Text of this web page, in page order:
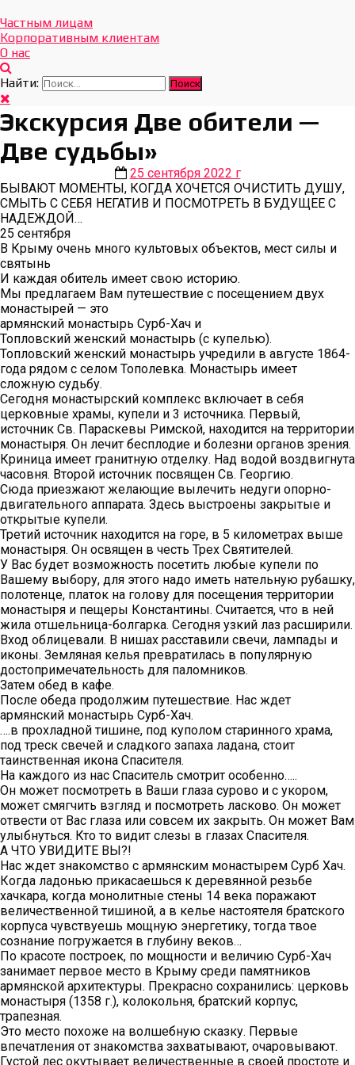
Отдых Без Границ
Эксклюзивные экскурсии по Севастополю и Крыму
Частным лицам
Корпоративным клиентам
О нас
Найти:
Экскурсия Две обители —
Две судьбы»
25 сентября 2022 г
БЫВАЮТ МОМЕНТЫ, КОГДА ХОЧЕТСЯ ОЧИСТИТЬ ДУШУ,
СМЫТЬ С СЕБЯ НЕГАТИВ И ПОСМОТРЕТЬ В БУДУЩЕЕ С
НАДЕЖДОЙ…
25 сентября
В Крыму очень много культовых объектов, мест силы и
святынь
И каждая обитель имеет свою историю.
Мы предлагаем Вам путешествие с посещением двух
монастырей — это
армянский монастырь Сурб-Хач и
Топловский женский монастырь (с купелью).
Топловский женский монастырь учредили в августе 1864-
года рядом с селом Тополевка. Монастырь имеет
сложную судьбу.
Сегодня монастырский комплекс включает в себя
церковные храмы, купели и 3 источника. Первый,
источник Св. Параскевы Римской, находится на территории
монастыря. Он лечит бесплодие и болезни органов зрения.
Криница имеет гранитную отделку. Над водой воздвигнута
часовня. Второй источник посвящен Св. Георгию.
Сюда приезжают желающие вылечить недуги опорно-
двигательного аппарата. Здесь выстроены закрытые и
открытые купели.
Третий источник находится на горе, в 5 километрах выше
монастыря. Он освящен в честь Трех Святителей.
У Вас будет возможность посетить любые купели по
Вашему выбору, для этого надо иметь нательную рубашку,
полотенце, платок на голову для посещения территории
монастыря и пещеры Константины. Считается, что в ней
жила отшельница-болгарка. Сегодня узкий лаз расширили.
Вход облицевали. В нишах расставили свечи, лампады и
иконы. Земляная келья превратилась в популярную
достопримечательность для паломников.
Затем обед в кафе.
После обеда продолжим путешествие. Нас ждет
армянский монастырь Сурб-Хач.
….в прохладной тишине, под куполом старинного храма,
под треск свечей и сладкого запаха ладана, стоит
таинственная икона Спасителя.
На каждого из нас Спаситель смотрит особенно…..
Он может посмотреть в Ваши глаза сурово и с укором,
может смягчить взгляд и посмотреть ласково. Он может
отвести от Вас глаза или совсем их закрыть. Он может Вам
улыбнуться. Кто то видит слезы в глазах Спасителя.
А ЧТО УВИДИТЕ ВЫ?!
Нас ждет знакомство с армянским монастырем Сурб Хач.
Когда ладонью прикасаешься к деревянной резьбе
хачкара, когда монолитные стены 14 века поражают
величественной тишиной, а в келье настоятеля братского
корпуса чувствуешь мощную энергетику, тогда твое
сознание погружается в глубину веков…
По красоте построек, по мощности и величию Сурб-Хач
занимает первое место в Крыму среди памятников
армянской архитектуры. Прекрасно сохранились: церковь
монастыря (1358 г.), колокольня, братский корпус,
трапезная.
Это место похоже на волшебную сказку. Первые
впечатления от знакомства захватывают, очаровывают.
Густой лес окутывает величественные в своей простоте и